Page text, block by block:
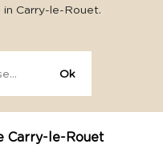
in Carry-le-Rouet.
Carry-le-Rouet